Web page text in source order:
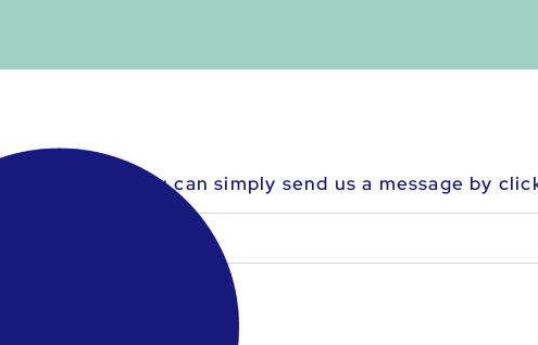
correct, you can simply send us a message by